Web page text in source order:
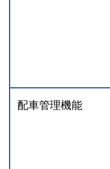
配車管理機能